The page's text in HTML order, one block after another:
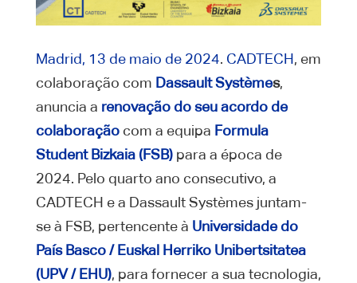
Madrid, 13 de maio de 2024. CADTECH, em
colaboração com Dassault Systèmes,
anuncia a renovação do seu acordo de
colaboraçãocom a equipa Formula
Student Bizkaia (FSB)para a época de
2024. Pelo quarto ano consecutivo, a
CADTECH e a Dassault Systèmes juntam-
se à FSB, pertencente à Universidade do
País Basco / Euskal Herriko Unibertsitatea
(UPV / EHU), para fornecer a sua tecnologia,